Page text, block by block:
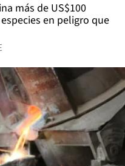
más de US$100
en peligro que